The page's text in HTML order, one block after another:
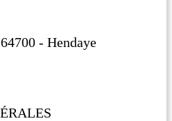
64700 - Hendaye